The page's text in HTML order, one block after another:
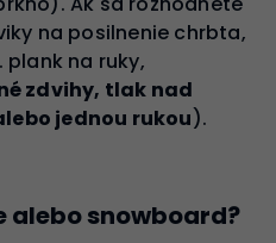
na posilnenie chrbta,
na ruky,
zdvihy, tlak nad
jednou rukou).
alebo snowboard?